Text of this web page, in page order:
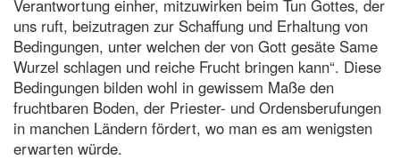
Verantwortung einher, mitzuwirken beim Tun Gottes, der
uns ruft, beizutragen zur Schaffung und Erhaltung von
Bedingungen, unter welchen der von Gott gesäte Same
Wurzel schlagen und reiche Frucht bringen kann“. Diese
Bedingungen bilden wohl in gewissem Maße den
fruchtbaren Boden, der Priester- und Ordensberufungen
in manchen Ländern fördert, wo man es am wenigsten
erwarten würde.